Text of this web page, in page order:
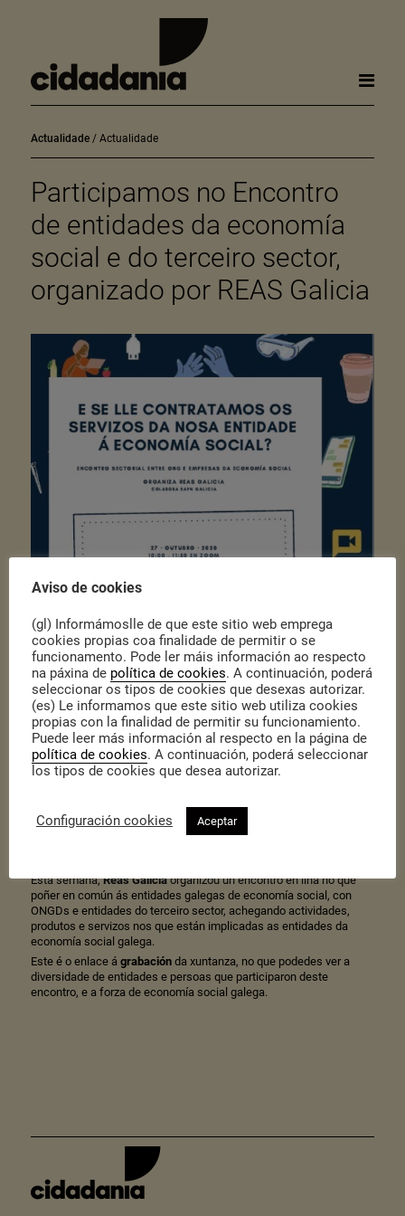
Actualidade Actualidade
Participamos no Encontro
de entidades da economía
social e do terceiro sector,
organizado por REAS Galicia
Esta semana,Reas Galiciaorganizou un encontro en liña no que
poñer en común ás entidades galegas de economía social, con
ONGDs e entidades do terceiro sector, achegando actividades,
produtos e servizos nos que están implicadas as entidades da
economía social galega.
Este é o enlace á grabaciónda xuntanza, no que podedes ver a
diversidade de entidades e persoas que participaron deste
encontro, e a forza de economía social galega.
Aviso de cookies
(gl) Informámoslle de que este sitio web emprega
cookies propias coa finalidade de permitir o se
funcionamento. Pode ler máis información ao respecto
na páxina de política de cookies. A continuación, poderá
seleccionar os tipos de cookies que desexas autorizar.
(es) Le informamos que este sitio web utiliza cookies
propias con la finalidad de permitir su funcionamiento.
Puede leer más información al respecto en la página de
política de cookies. A continuación, poderá seleccionar
los tipos de cookies que desea autorizar.
Configuración cookies Aceptar